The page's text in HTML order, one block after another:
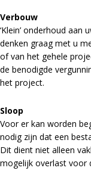
Verbouw
‘Klein’ onderhoud
denken graag met u
of van het gehele
de benodigde
het project.
Sloop
Voor er kan worden
nodig zijn dat een
Dit dient niet alleen
mogelijk overlast voor